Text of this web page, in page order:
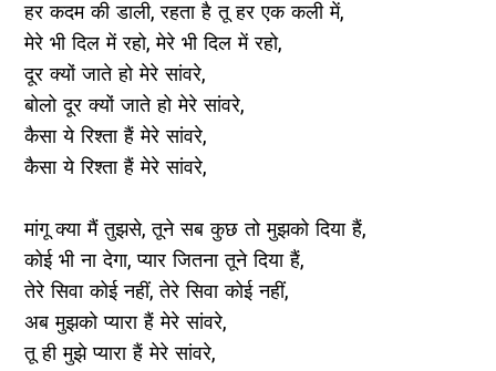
हर कदम की डाली, रहता है तू हर एक कली में,
मेरे भी दिल में रहो, मेरे भी दिल में रहो,
दूर क्यों जाते हो मेरे सांवरे,
बोलो दूर क्यों जाते हो मेरे सांवरे,
कैसा ये रिश्ता हैं मेरे सांवरे,
कैसा ये रिश्ता हैं मेरे सांवरे,
मांगू क्या मैं तुझसे, तूने सब कुछ तो मुझको दिया हैं,
कोई भी ना देगा, प्यार जितना तूने दिया हैं,
तेरे सिवा कोई नहीं, तेरे सिवा कोई नहीं,
अब मुझको प्यारा हैं मेरे सांवरे,
तू ही मुझे प्यारा हैं मेरे सांवरे,